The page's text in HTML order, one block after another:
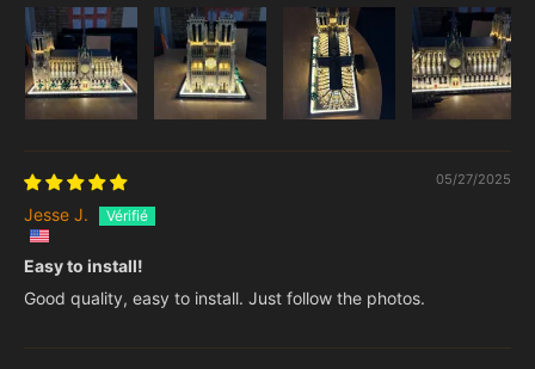
05/27/2025
Jesse J.
Easy to install!
Good quality, easy to install. Just follow the photos.